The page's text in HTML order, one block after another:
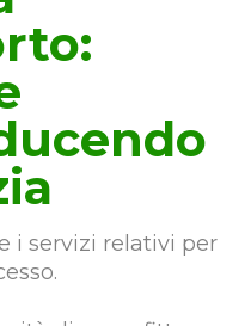
i servizi relativi per